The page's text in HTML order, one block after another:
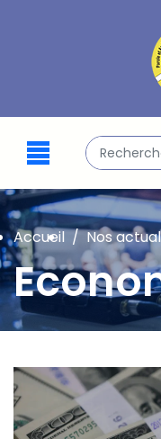
Valider
Accueil Nos